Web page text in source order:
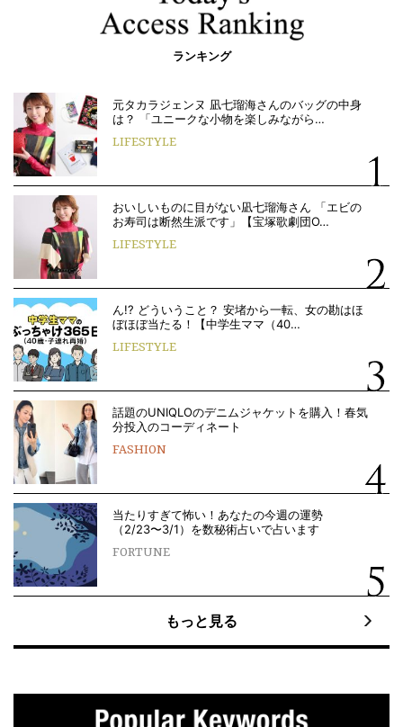
ランキング
元タカラジェンヌ 凪七瑠海さんのバッグの中身
は？ 「ユニークな小物を楽しみながら…
LIFESTYLE
おいしいものに目がない凪七瑠海さん 「エビの
お寿司は断然生派です」【宝塚歌劇団O…
LIFESTYLE
ん!? どういうこと？ 安堵から一転、女の勘はほ
ぼほぼ当たる！【中学生ママ（40…
LIFESTYLE
話題のUNIQLOのデニムジャケットを購入！春気
分投入のコーディネート
FASHION
当たりすぎて怖い！あなたの今週の運勢
（2/23〜3/1）を数秘術占いで占います
FORTUNE
もっと見る